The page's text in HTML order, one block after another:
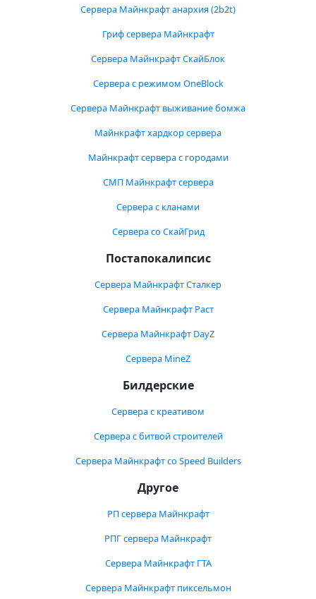
Сервера Майнкрафт анархия (2b2t)
Гриф сервера Майнкрафт
Сервера Майнкрафт СкайБлок
Сервера с режимом OneBlock
Сервера Майнкрафт выживание бомжа
Майнкрафт хардкор сервера
Майнкрафт сервера с городами
СМП Майнкрафт сервера
Сервера с кланами
Сервера со СкайГрид
Постапокалипсис
Сервера Майнкрафт Сталкер
Сервера Майнкрафт Раст
Сервера Майнкрафт DayZ
Сервера MineZ
Билдерские
Сервера с креативом
Сервера с битвой строителей
Сервера Майнкрафт со Speed Builders
Другое
РП сервера Майнкрафт
РПГ сервера Майнкрафт
Сервера Майнкрафт ГТА
Сервера Майнкрафт пиксельмон